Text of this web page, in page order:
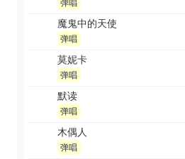
弹唱
魔鬼中的天使
弹唱
莫妮卡
弹唱
默读
弹唱
木偶人
弹唱